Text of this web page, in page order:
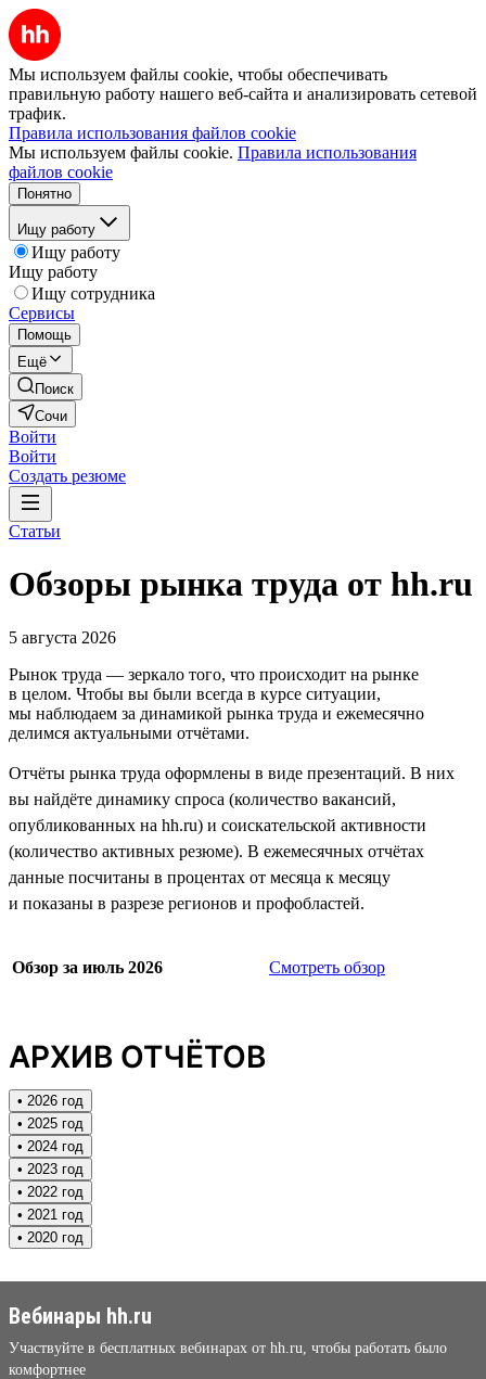
Мы используем файлы cookie, чтобы обеспечивать
правильную работу нашего веб-сайта и анализировать сетевой
трафик.
Правила использования файлов cookie
Мы используем файлы cookie. Правила использования
файлов cookie
Понятно
Ищу работу
Ищу работу
Ищу работу
Ищу сотрудника
Сервисы
Помощь
Ещё
Поиск
Сочи
Войти
Войти
Создать резюме
Статьи
Обзоры рынка труда от hh.ru
5 августа 2026
Рынок труда — зеркало того, что происходит на рынке
в целом. Чтобы вы были всегда в курсе ситуации,
мы наблюдаем за динамикой рынка труда и ежемесячно
делимся актуальными отчётами.
Отчёты рынка труда оформлены в виде презентаций. В них
вы найдёте динамику спроса (количество вакансий,
опубликованных на hh.ru) и соискательской активности
(количество активных резюме). В ежемесячных отчётах
данные посчитаны в процентах от месяца к месяцу
и показаны в разрезе регионов и профобластей.
Обзор за июль 2026 Смотреть обзор
АРХИВ ОТЧЁТОВ
• 2026 год
• 2025 год
• 2024 год
• 2023 год
• 2022 год
• 2021 год
• 2020 год
Вебинары hh.ru
Участвуйте в бесплатных вебинарах от hh.ru, чтобы работать было
комфортнее